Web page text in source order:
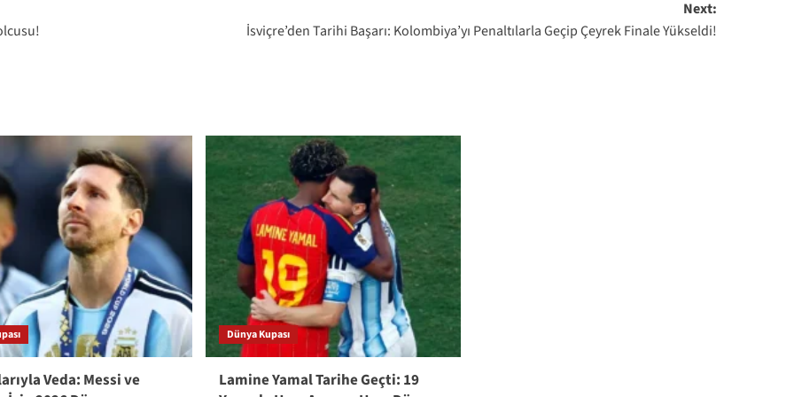
Next:
İsviçre’den Tarihi Başarı: Kolombiya’yı Penaltılarla Geçip Çeyrek Finale Yükseldi!
Veda: Messi ve
Dünya Kupası
Lamine Yamal Tarihe Geçti: 19